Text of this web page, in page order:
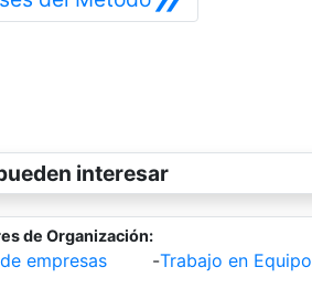
interesar
de Organización:
empresas -Trabajo en Equipo